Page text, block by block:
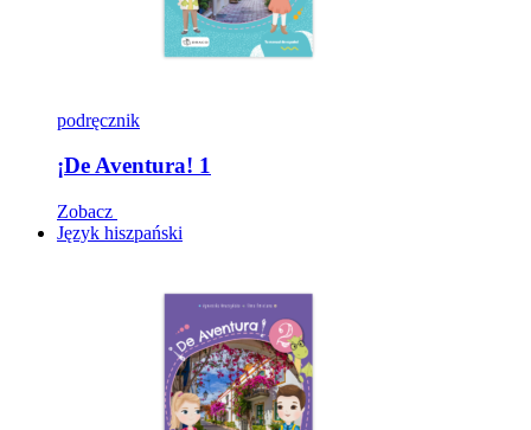
podręcznik
¡De Aventura! 1
Zobacz
Język hiszpański